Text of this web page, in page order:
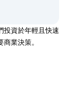
投資於年輕且快速
業決策。